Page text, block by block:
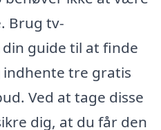
Brug tv-
guide til at finde
tre gratis
Ved at tage disse
dig, at du får den